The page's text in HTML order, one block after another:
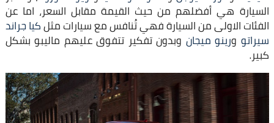
السيارة هي أفضلهم من حيث القيمة مقابل السعر، اما عن
الفئات الاولى من السيارة فهي تُنافس مع سيارات مثلكيا جراند
سيراتو ورينو ميجان وبدون تفكير تتفوق عليهم ماليبو بشكل
كبير.